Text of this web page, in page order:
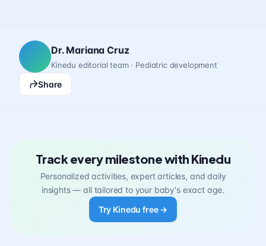
Dr. Mariana Cruz
Kinedu editorial team · Pediatric development
Share
Track every milestone with Kinedu
Personalized activities, expert articles, and daily
insights — all tailored to your baby's exact age.
Try Kinedu free →